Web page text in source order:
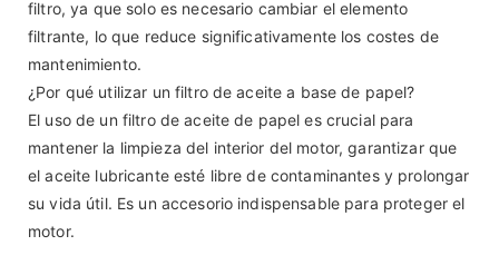
filtro, ya que solo es necesario cambiar el elemento
filtrante, lo que reduce significativamente los costes de
mantenimiento.
¿Por qué utilizar un filtro de aceite a base de papel?
El uso de un filtro de aceite de papel es crucial para
mantener la limpieza del interior del motor, garantizar que
el aceite lubricante esté libre de contaminantes y prolongar
su vida útil. Es un accesorio indispensable para proteger el
motor.